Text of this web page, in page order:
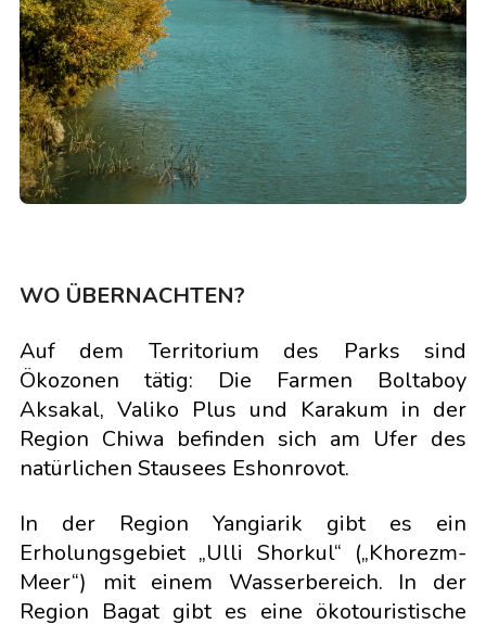
WO ÜBERNACHTEN?
Auf dem Territorium des Parks sind
Ökozonen tätig: Die Farmen Boltaboy
Aksakal, Valiko Plus und Karakum in der
Region Chiwa befinden sich am Ufer des
natürlichen Stausees Eshonrovot.
In der Region Yangiarik gibt es ein
Erholungsgebiet „Ulli Shorkul“ („Khorezm-
Meer“) mit einem Wasserbereich. In der
Region Bagat gibt es eine ökotouristische